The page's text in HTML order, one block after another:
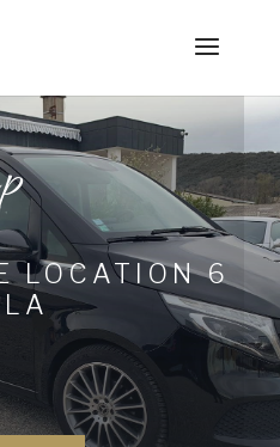
LOCATION 6
LA